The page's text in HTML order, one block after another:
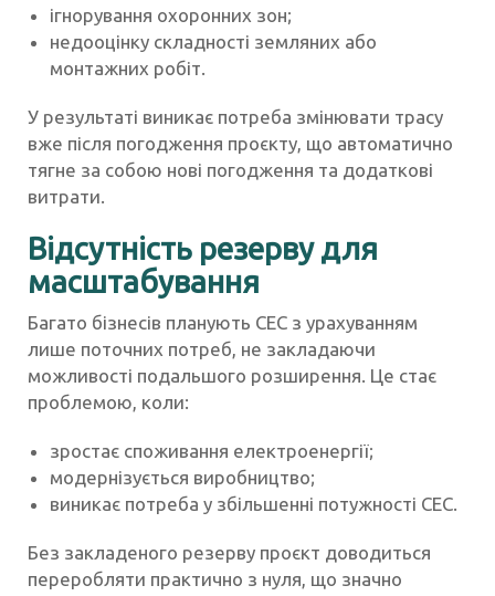
ігнорування охоронних зон;
недооцінку складності земляних або
монтажних робіт.
У результаті виникає потреба змінювати трасу
вже після погодження проєкту, що автоматично
тягне за собою нові погодження та додаткові
витрати.
Відсутність резерву для
масштабування
Багато бізнесів планують СЕС з урахуванням
лише поточних потреб, не закладаючи
можливості подальшого розширення. Це стає
проблемою, коли:
зростає споживання електроенергії;
модернізується виробництво;
виникає потреба у збільшенні потужності СЕС.
Без закладеного резерву проєкт доводиться
переробляти практично з нуля, що значно